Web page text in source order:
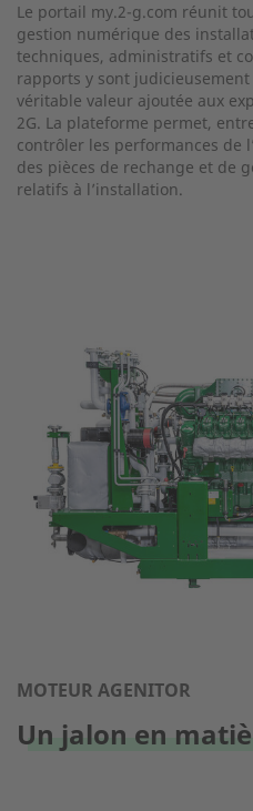
Le portail my.2-g.com réunit
gestion numérique des
techniques, administratifs et
rapports y sont
véritable valeur ajoutée aux
2G. La plateforme permet,
contrôler les performances de
des pièces de rechange et de
relatifs à l’installation.
MOTEUR AGENITOR
Un jalon en